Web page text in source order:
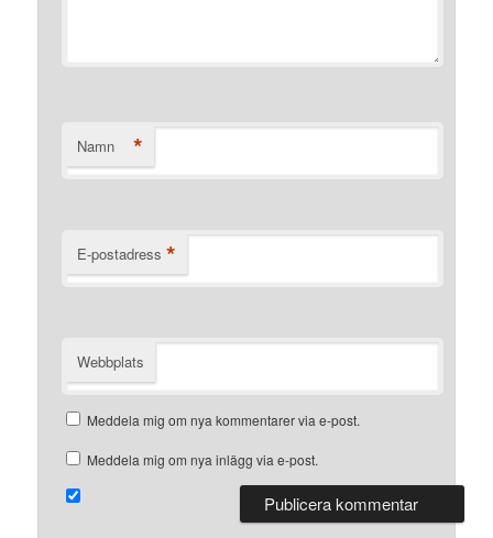
Namn *
E-postadress *
Webbplats
Meddela mig om nya kommentarer via e-post.
Meddela mig om nya inlägg via e-post.